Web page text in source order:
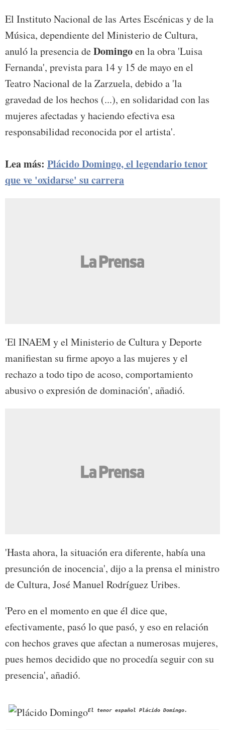
El Instituto Nacional de las Artes Escénicas y de la
Música, dependiente del Ministerio de Cultura,
anuló la presencia deDomingoen la obra 'Luisa
Fernanda', prevista para 14 y 15 de mayo en el
Teatro Nacional de la Zarzuela, debido a 'la
gravedad de los hechos (...), en solidaridad con las
mujeres afectadas y haciendo efectiva esa
responsabilidad reconocida por el artista'.
Lea más: Plácido Domingo, el legendario tenor
que ve 'oxidarse' su carrera
'El INAEM y el Ministerio de Cultura y Deporte
manifiestan su firme apoyo a las mujeres y el
rechazo a todo tipo de acoso, comportamiento
abusivo o expresión de dominación', añadió.
'Hasta ahora, la situación era diferente, había una
presunción de inocencia', dijo a la prensa el ministro
de Cultura, José Manuel Rodríguez Uribes.
'Pero en el momento en que él dice que,
efectivamente, pasó lo que pasó, y eso en relación
con hechos graves que afectan a numerosas mujeres,
pues hemos decidido que no procedía seguir con su
presencia', añadió.
El tenor español Plácido Domingo.